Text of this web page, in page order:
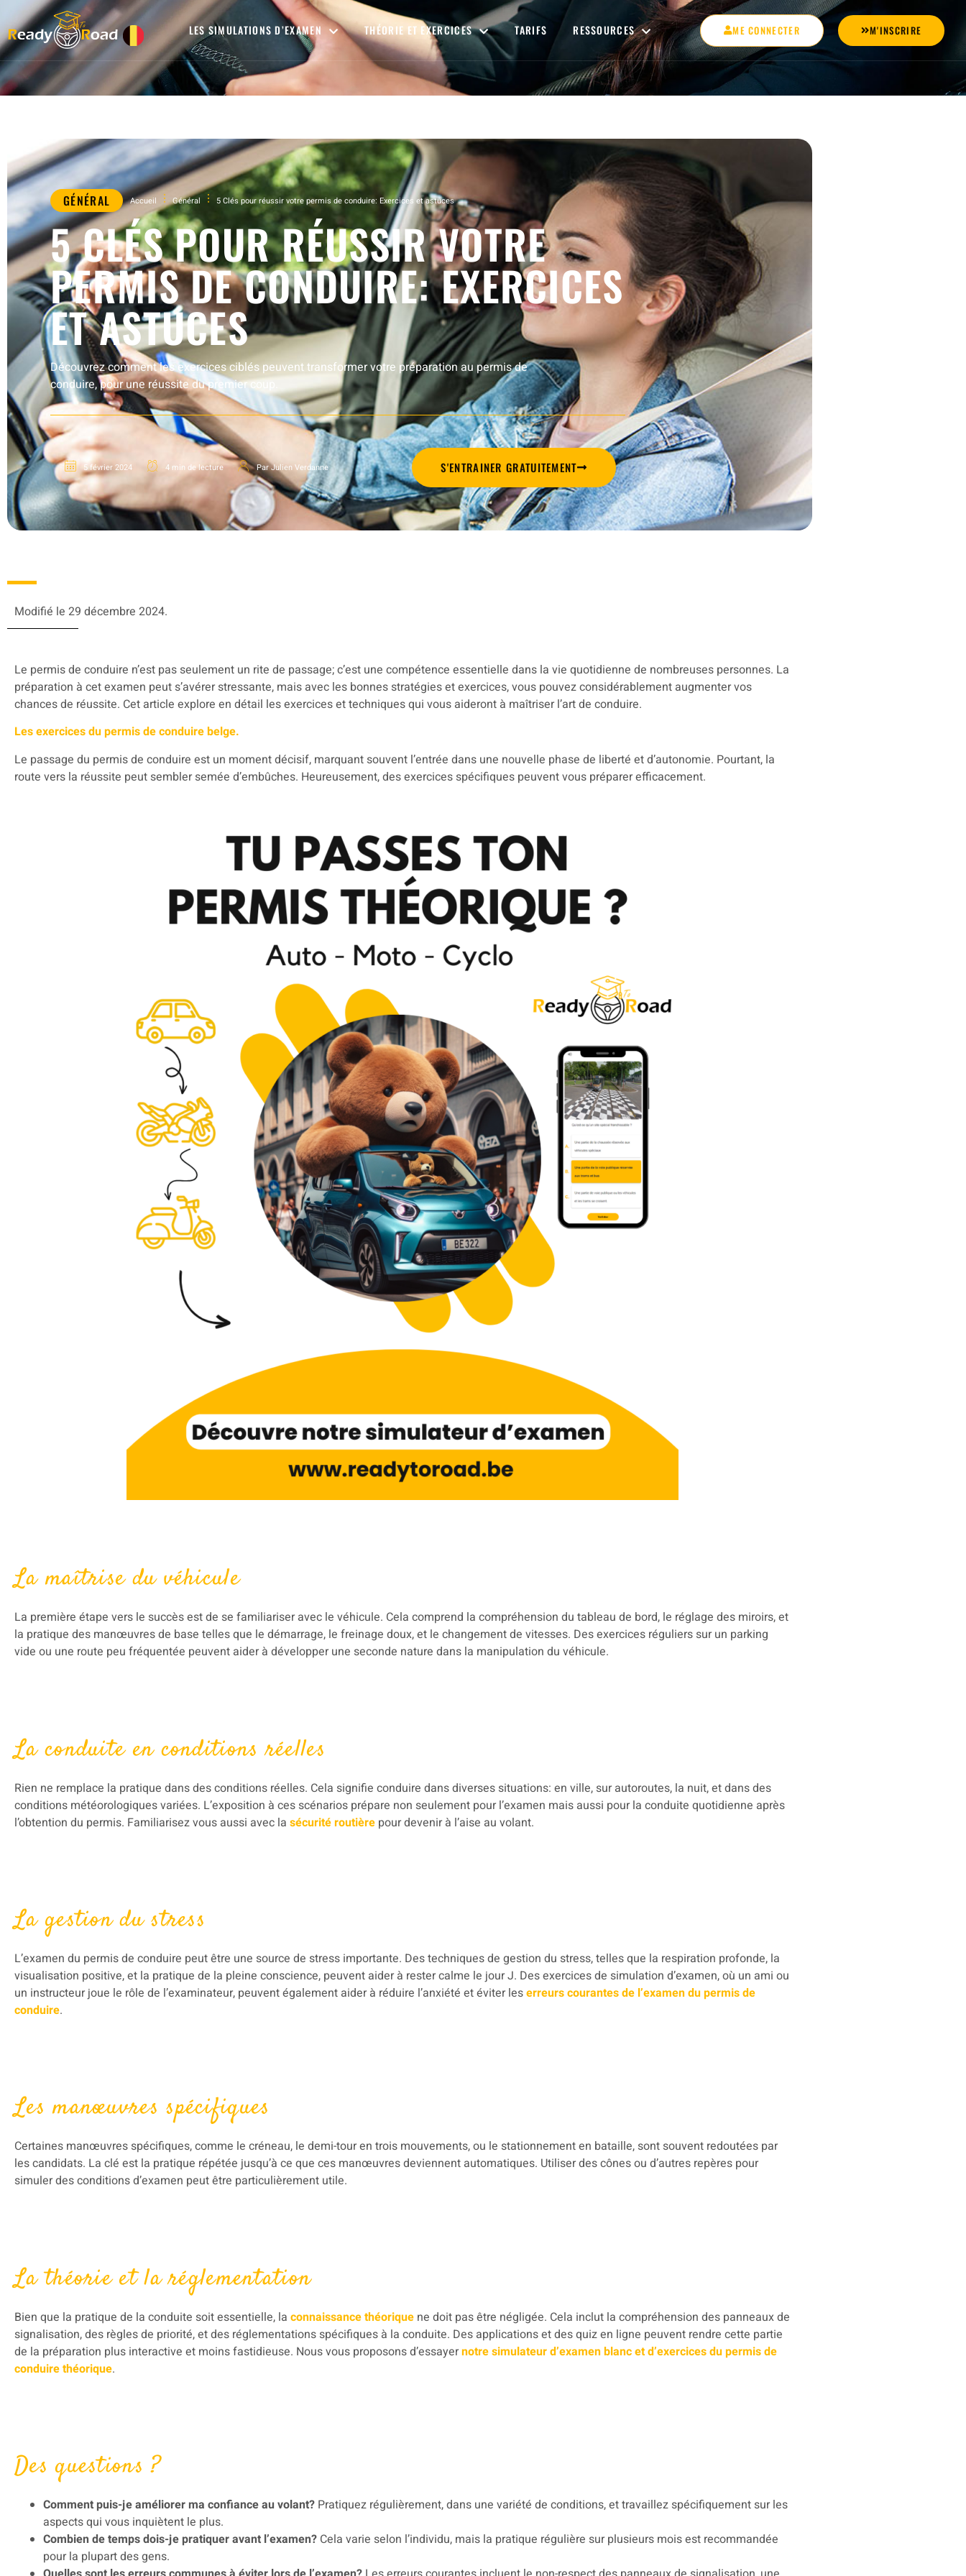
LES SIMULATIONS D’EXAMEN THÉORIE ET EXERCICES TARIFS RESSOURCES ME CONNECTER M'INSCRIRE
GÉNÉRAL Accueil Général 5 Clés pour réussir votre permis de conduire: Exercices et astuces
5 CLÉS POUR RÉUSSIR VOTRE
PERMIS DE CONDUIRE: EXERCICES
ET ASTUCES
Découvrez comment les exercices ciblés peuvent transformer votre préparation au permis de
conduire, pour une réussite du premier coup.
5 février 2024 4 min de lecture Par Julien Verdanne S'ENTRAINER GRATUITEMENT
Modifié le 29 décembre 2024.
Le permis de conduire n’est pas seulement un rite de passage; c’est une compétence essentielle dans la vie quotidienne de nombreuses personnes. La
préparation à cet examen peut s’avérer stressante, mais avec les bonnes stratégies et exercices, vous pouvez considérablement augmenter vos
chances de réussite. Cet article explore en détail les exercices et techniques qui vous aideront à maîtriser l’art de conduire.
Les exercices du permis de conduire belge.
Le passage du permis de conduire est un moment décisif, marquant souvent l’entrée dans une nouvelle phase de liberté et d’autonomie. Pourtant, la
route vers la réussite peut sembler semée d’embûches. Heureusement, des exercices spécifiques peuvent vous préparer efficacement.
La maîtrise du véhicule
La première étape vers le succès est de se familiariser avec le véhicule. Cela comprend la compréhension du tableau de bord, le réglage des miroirs, et
la pratique des manœuvres de base telles que le démarrage, le freinage doux, et le changement de vitesses. Des exercices réguliers sur un parking
vide ou une route peu fréquentée peuvent aider à développer une seconde nature dans la manipulation du véhicule.
La conduite en conditions réelles
Rien ne remplace la pratique dans des conditions réelles. Cela signifie conduire dans diverses situations: en ville, sur autoroutes, la nuit, et dans des
conditions météorologiques variées. L’exposition à ces scénarios prépare non seulement pour l’examen mais aussi pour la conduite quotidienne après
l’obtention du permis. Familiarisez vous aussi avec la sécurité routière pour devenir à l’aise au volant.
La gestion du stress
L’examen du permis de conduire peut être une source de stress importante. Des techniques de gestion du stress, telles que la respiration profonde, la
visualisation positive, et la pratique de la pleine conscience, peuvent aider à rester calme le jour J. Des exercices de simulation d’examen, où un ami ou
un instructeur joue le rôle de l’examinateur, peuvent également aider à réduire l’anxiété et éviter leserreurs courantes de l’examen du permis de
conduire.
Les manœuvres spécifiques
Certaines manœuvres spécifiques, comme le créneau, le demi-tour en trois mouvements, ou le stationnement en bataille, sont souvent redoutées par
les candidats. La clé est la pratique répétée jusqu’à ce que ces manœuvres deviennent automatiques. Utiliser des cônes ou d’autres repères pour
simuler des conditions d’examen peut être particulièrement utile.
La théorie et la réglementation
Bien que la pratique de la conduite soit essentielle, la connaissance théorique ne doit pas être négligée. Cela inclut la compréhension des panneaux de
signalisation, des règles de priorité, et des réglementations spécifiques à la conduite. Des applications et des quiz en ligne peuvent rendre cette partie
de la préparation plus interactive et moins fastidieuse. Nous vous proposons d’essayernotre simulateur d’examen blanc et d’exercices du permis de
conduire théorique.
Des questions ?
Comment puis-je améliorer ma confiance au volant? Pratiquez régulièrement, dans une variété de conditions, et travaillez spécifiquement sur les
aspects qui vous inquiètent le plus.
Combien de temps dois-je pratiquer avant l’examen? Cela varie selon l’individu, mais la pratique régulière sur plusieurs mois est recommandée
pour la plupart des gens.